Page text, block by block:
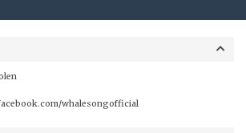
whalesongofficial